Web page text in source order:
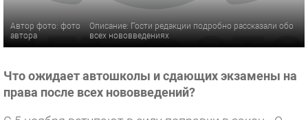
Автор фото: фото
автора
Описание: Гости редакции подробно рассказали обо
всех нововведениях
Что ожидает автошколы и сдающих экзамены на
права после всех нововведений?